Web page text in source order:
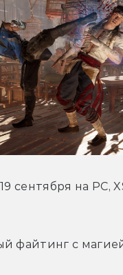
19 сентября на PC,
файтинг с